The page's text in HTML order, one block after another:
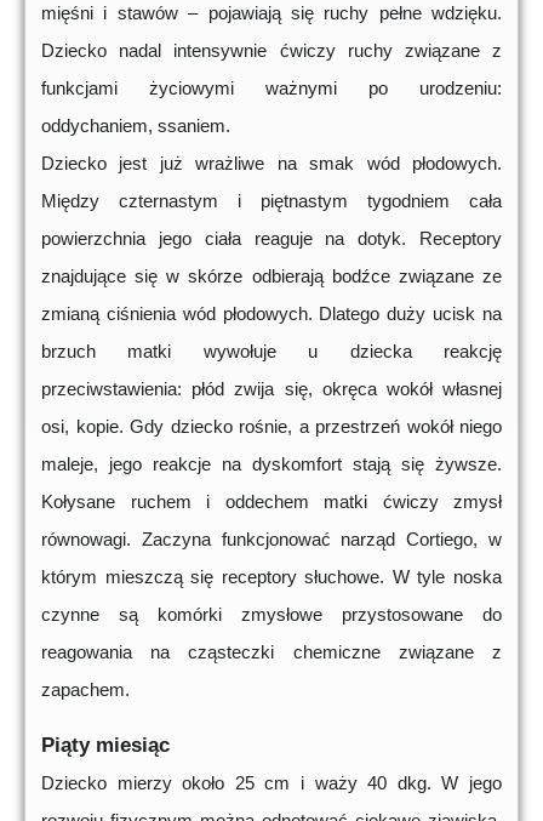
mięśni i stawów – pojawiają się ruchy pełne wdzięku.
Dziecko nadal intensywnie ćwiczy ruchy związane z
funkcjami życiowymi ważnymi po urodzeniu:
oddychaniem, ssaniem.
Dziecko jest już wrażliwe na smak wód płodowych.
Między czternastym i piętnastym tygodniem cała
powierzchnia jego ciała reaguje na dotyk. Receptory
znajdujące się w skórze odbierają bodźce związane ze
zmianą ciśnienia wód płodowych. Dlatego duży ucisk na
brzuch matki wywołuje u dziecka reakcję
przeciwstawienia: płód zwija się, okręca wokół własnej
osi, kopie. Gdy dziecko rośnie, a przestrzeń wokół niego
maleje, jego reakcje na dyskomfort stają się żywsze.
Kołysane ruchem i oddechem matki ćwiczy zmysł
równowagi. Zaczyna funkcjonować narząd Cortiego, w
którym mieszczą się receptory słuchowe. W tyle noska
czynne są komórki zmysłowe przystosowane do
reagowania na cząsteczki chemiczne związane z
zapachem.
Piąty miesiąc
Dziecko mierzy około 25 cm i waży 40 dkg. W jego